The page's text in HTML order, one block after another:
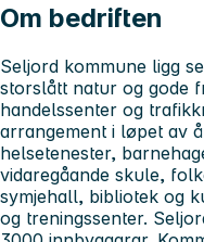
Om bedriften
Seljord kommune ligg
storslått natur og gode
handelssenter og
arrangement i løpet av
helsetenester,
vidaregåande skule,
symjehall, bibliotek og
og treningssenter.